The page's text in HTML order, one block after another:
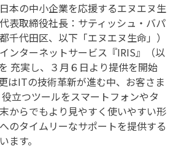
本の中小企業を応援するエヌエヌ生
表取締役社長：サティッシュ・バパ
千代田区、以下「エヌエヌ生命」）
ンターネットサービス『IRIS』（以
充実し、３月６日より提供を開始
はITの技術革新が進む中、お客さま
立つツールをスマートフォンやタ
からでもより見やすく使いやすい形
のタイムリーなサポートを提供する
ます。